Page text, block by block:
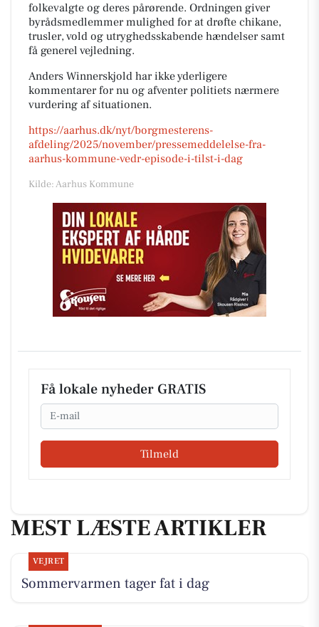
folkevalgte og deres pårørende. Ordningen giver
byrådsmedlemmer mulighed for at drøfte chikane,
trusler, vold og utryghedsskabende hændelser samt
få generel vejledning.
Anders Winnerskjold har ikke yderligere
kommentarer for nu og afventer politiets nærmere
vurdering af situationen.
https://aarhus.dk/nyt/borgmesterens-
afdeling/2025/november/pressemeddelelse-fra-
aarhus-kommune-vedr-episode-i-tilst-i-dag
Kilde: Aarhus Kommune
Få lokale nyheder GRATIS
Email
Tilmeld
MEST LÆSTE ARTIKLER
VEJRET
Sommervarmen tager fat i dag